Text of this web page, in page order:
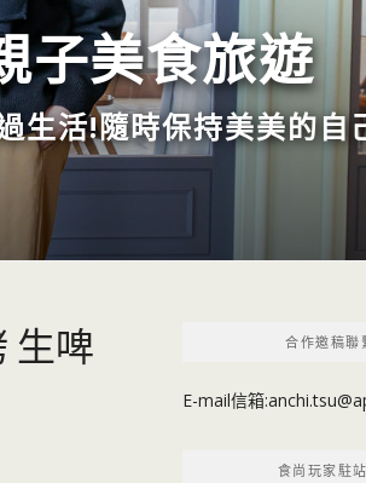
子美食旅遊
生活!隨時保持美美的自
生啤
合作邀稿聯
E-mail信箱:
食尚玩家駐